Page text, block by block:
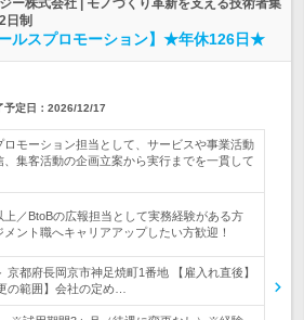
ー株式会社 | モノづくり革新を支える技術者集
日制
ルスプロモーション】★年休126日★
予定日： 2026/12/17
ロモーション担当として、サービスや事業活動
、集客活動の企画立案から実行までを一貫して
上／BtoBの広報担当として実務経験がある方
ント職へキャリアアップしたい方歓迎！
京都府長岡京市神足焼町1番地 【雇入れ直後】
の範囲】会社の定め…